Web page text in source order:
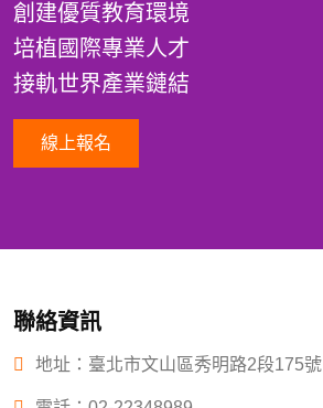
創建優質教育環境
培植國際專業人才
接軌世界產業鏈結
線上報名
聯絡資訊
地址：臺北市文山區秀明路2段175號